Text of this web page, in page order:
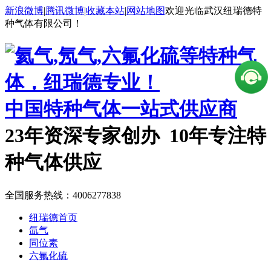
新浪微博|腾讯微博|收藏本站|网站地图欢迎光临武汉纽瑞德特
种气体有限公司！
中国特种气体一站式供应商
23年资深专家创办 10年专注特
种气体供应
全国服务热线： 4006277838
纽瑞德首页
氙气
同位素
六氟化硫